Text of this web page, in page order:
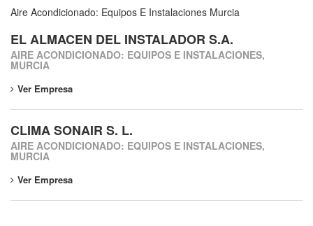
Aire Acondicionado: Equipos E Instalaciones Murcia
EL ALMACEN DEL INSTALADOR S.A.
AIRE ACONDICIONADO: EQUIPOS E INSTALACIONES,
MURCIA
Ver Empresa
CLIMA SONAIR S. L.
AIRE ACONDICIONADO: EQUIPOS E INSTALACIONES,
MURCIA
Ver Empresa